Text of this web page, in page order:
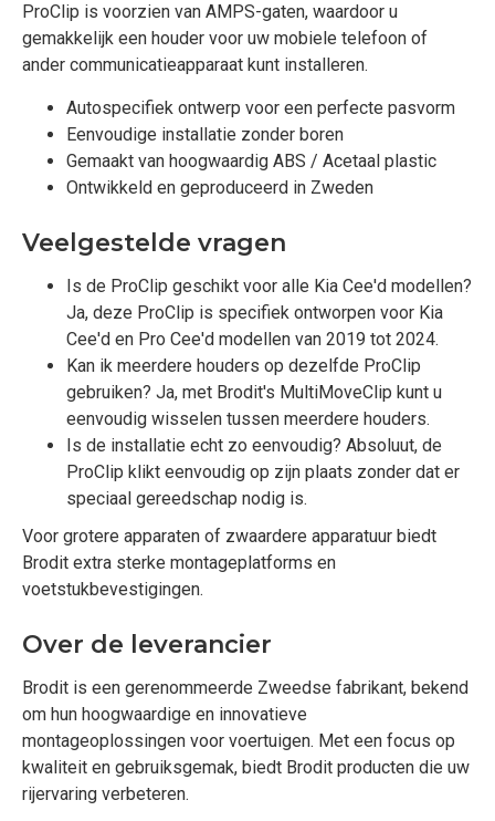
ProClip is voorzien van AMPS-gaten, waardoor u
gemakkelijk een houder voor uw mobiele telefoon of
ander communicatieapparaat kunt installeren.
Autospecifiek ontwerp voor een perfecte pasvorm
Eenvoudige installatie zonder boren
Gemaakt van hoogwaardig ABS / Acetaal plastic
Ontwikkeld en geproduceerd in Zweden
Veelgestelde vragen
Is de ProClip geschikt voor alle Kia Cee'd modellen?
Ja, deze ProClip is specifiek ontworpen voor Kia
Cee'd en Pro Cee'd modellen van 2019 tot 2024.
Kan ik meerdere houders op dezelfde ProClip
gebruiken? Ja, met Brodit's MultiMoveClip kunt u
eenvoudig wisselen tussen meerdere houders.
Is de installatie echt zo eenvoudig? Absoluut, de
ProClip klikt eenvoudig op zijn plaats zonder dat er
speciaal gereedschap nodig is.
Voor grotere apparaten of zwaardere apparatuur biedt
Brodit extra sterke montageplatforms en
voetstukbevestigingen.
Over de leverancier
Brodit is een gerenommeerde Zweedse fabrikant, bekend
om hun hoogwaardige en innovatieve
montageoplossingen voor voertuigen. Met een focus op
kwaliteit en gebruiksgemak, biedt Brodit producten die uw
rijervaring verbeteren.